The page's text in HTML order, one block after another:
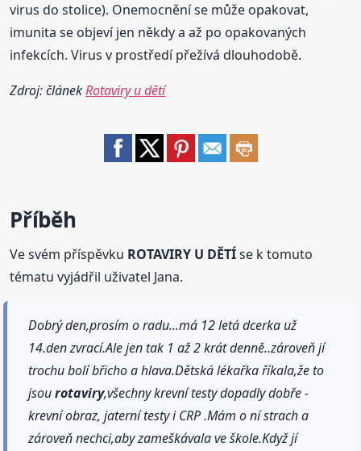
virus do stolice). Onemocnění se může opakovat,
imunita se objeví jen někdy a až po opakovaných
infekcích. Virus v prostředí přežívá dlouhodobě.
Zdroj: článekRotaviry u dětí
Příběh
Ve svém příspěvku ROTAVIRY U DĚTÍse k tomuto
tématu vyjádřil uživatel Jana.
Dobrý den,prosím o radu...má 12 letá dcerka už
14.den zvrací.Ale jen tak 1 až 2 krát denně..zároveň jí
trochu bolí břicho a hlava.Dětská lékařka říkala,že to
jsourotaviry,všechny krevní testy dopadly dobře -
krevní obraz, jaterní testy i CRP .Mám o ní strach a
zároveň nechci,aby zameškávala ve škole.Když jí